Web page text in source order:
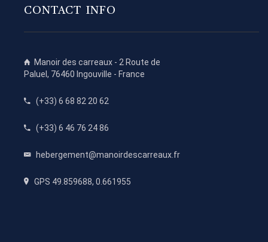
CONTACT INFO
Manoir des carreaux - 2 Route de
Paluel , 76460 Ingouville - France
(+33) 6 68 82 20 62
(+33) 6 46 76 24 86
hebergement@manoirdescarreaux.fr
GPS 49.859688, 0.661955